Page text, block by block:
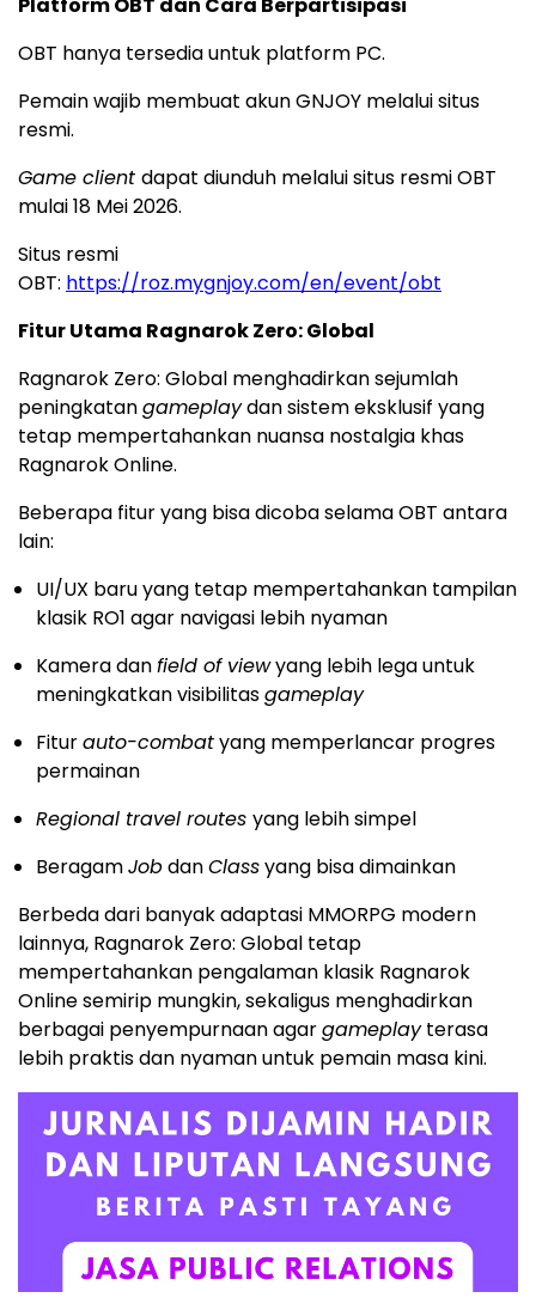
OBT hanya tersedia untuk platform PC.
Pemain wajib membuat akun GNJOY melalui situs
resmi.
Game client dapat diunduh melalui situs resmi OBT
mulai 18 Mei 2026.
Situs resmi
OBT: https://roz.mygnjoy.com/en/event/obt
Fitur Utama Ragnarok Zero: Global
Ragnarok Zero: Global menghadirkan sejumlah
peningkatangameplaydan sistem eksklusif yang
tetap mempertahankan nuansa nostalgia khas
Ragnarok Online.
Beberapa fitur yang bisa dicoba selama OBT antara
lain:
UI/UX baru yang tetap mempertahankan tampilan
klasik RO1 agar navigasi lebih nyaman
Kamera danfield of viewyang lebih lega untuk
meningkatkan visibilitasgameplay
Fiturauto-combatyang memperlancar progres
permainan
Regional travel routes yang lebih simpel
BeragamJobdanClassyang bisa dimainkan
Berbeda dari banyak adaptasi MMORPG modern
lainnya, Ragnarok Zero: Global tetap
mempertahankan pengalaman klasik Ragnarok
Online semirip mungkin, sekaligus menghadirkan
berbagai penyempurnaan agargameplayterasa
lebih praktis dan nyaman untuk pemain masa kini.